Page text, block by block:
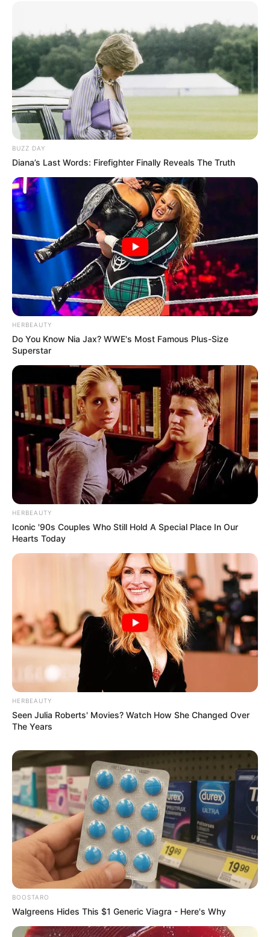
BUZZ DAY
Diana’s Last Words: Firefighter Finally Reveals The Truth
HERBEAUTY
Do You Know Nia Jax? WWE's Most Famous Plus-Size
Superstar
HERBEAUTY
Iconic '90s Couples Who Still Hold A Special Place In Our
Hearts Today
HERBEAUTY
Seen Julia Roberts' Movies? Watch How She Changed Over
The Years
BOOSTARO
Walgreens Hides This $1 Generic Viagra - Here's Why